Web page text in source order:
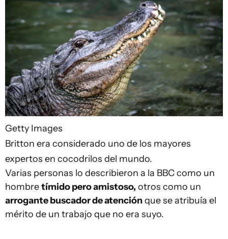
Getty Images
Britton era considerado uno de los mayores
expertos en cocodrilos del mundo.
Varias personas lo describieron a la BBC como un
hombretímido pero amistoso, otros como un
arrogante buscador de atenciónque se atribuía el
mérito de un trabajo que no era suyo.